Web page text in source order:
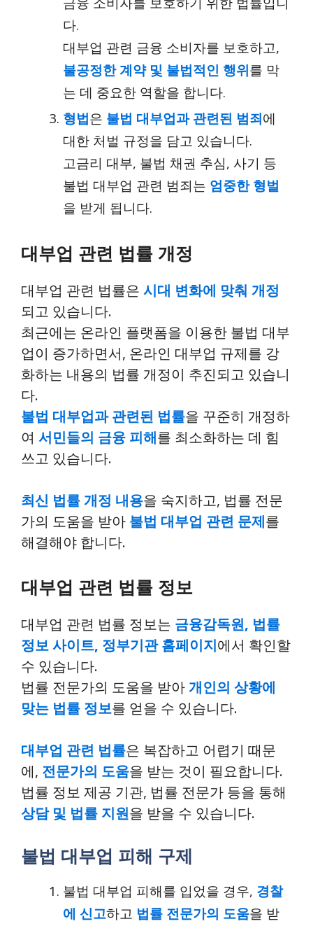
다.
대부업 관련 금융 소비자를 보호하고,
불공정한 계약 및 불법적인 행위를 막
는 데 중요한 역할을 합니다.
형법은 불법 대부업과 관련된 범죄에
대한 처벌 규정을 담고 있습니다.
고금리 대부, 불법 채권 추심, 사기 등
불법 대부업 관련 범죄는 엄중한 형벌
을 받게 됩니다.
대부업 관련 법률 개정
대부업 관련 법률은 시대 변화에 맞춰 개정
되고 있습니다.
최근에는 온라인 플랫폼을 이용한 불법 대부
업이 증가하면서, 온라인 대부업 규제를 강
화하는 내용의 법률 개정이 추진되고 있습니
다.
불법 대부업과 관련된 법률을 꾸준히 개정하
여 서민들의 금융 피해를 최소화하는 데 힘
쓰고 있습니다.
최신 법률 개정 내용을 숙지하고, 법률 전문
가의 도움을 받아 불법 대부업 관련 문제를
해결해야 합니다.
대부업 관련 법률 정보
대부업 관련 법률 정보는 금융감독원, 법률
정보 사이트, 정부기관 홈페이지에서 확인할
수 있습니다.
법률 전문가의 도움을 받아개인의 상황에
맞는 법률 정보를 얻을 수 있습니다.
대부업 관련 법률은 복잡하고 어렵기 때문
에, 전문가의 도움을 받는 것이 필요합니다.
법률 정보 제공 기관, 법률 전문가 등을 통해
상담 및 법률 지원을 받을 수 있습니다.
불법 대부업 피해 구제
불법 대부업 피해를 입었을 경우, 경찰
에 신고하고 법률 전문가의 도움을 받